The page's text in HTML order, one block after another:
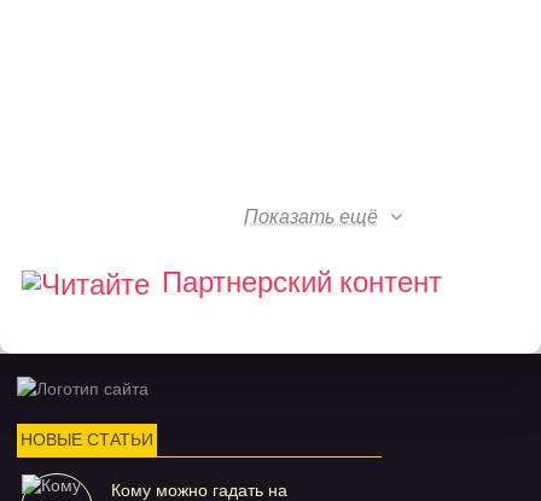
Показать ещё
Партнерский контент
НОВЫЕ СТАТЬИ
Кому можно гадать на